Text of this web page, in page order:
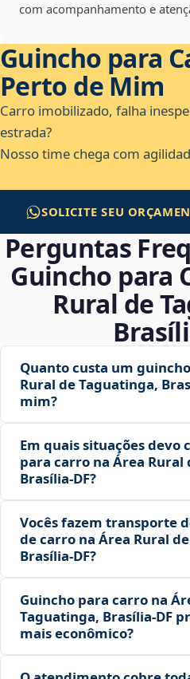
com acompanhamento e
Guincho para
Perto de Mim
Carro imobilizado, falha
estrada?
Nosso time chega com
SOLICITE SEU
Perguntas
Guincho para
Rural de
Quanto custa um
Rural de Taguatinga,
mim?
Em quais situações
para carro na Área Rural
Brasília‑DF?
Vocês fazem transporte
de carro na Área Rural
Brasília‑DF?
Guincho para carro na
Taguatinga, Brasília‑DF
mais econômico?